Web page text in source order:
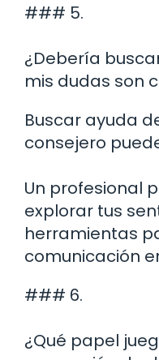
### 5.
¿Debería
mis dudas son
Buscar ayuda
consejero
Un profesional
explorar tus
herramientas
comunicación
### 6.
¿Qué papel